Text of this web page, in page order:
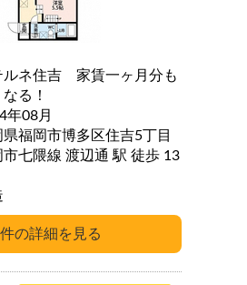
ルネ住吉 家賃一ヶ月分も
る！
年08月
県福岡市博多区住吉5丁目
隈線 渡辺通 駅 徒歩 13